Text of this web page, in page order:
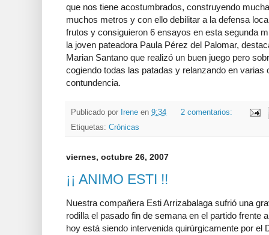
que nos tiene acostumbrados, construyendo
muchos metros y con ello debilitar a la defensa
frutos y consiguieron 6 ensayos en esta segunda
la joven pateadora Paula Pérez del Palomar,
Marian Santano que realizó un buen juego pero
cogiendo todas las patadas y relanzando en varias
contundencia.
Publicado por Irene en 9:34
2 comentarios:
Etiquetas: Crónicas
viernes, octubre 26, 2007
¡¡ ANIMO ESTI !!
Nuestra compañera Esti Arrizabalaga sufrió una
rodilla el pasado fin de semana en el partido frente
hoy está siendo intervenida quirúrgicamente por el